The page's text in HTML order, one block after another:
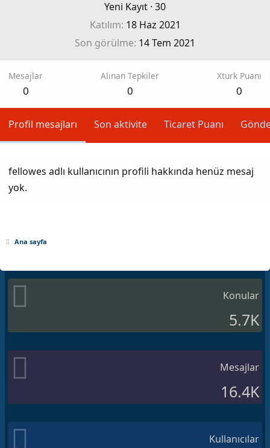
Yeni Kayıt · 30
Katılım 18 Haz 2021
Son görülme 14 Tem 2021
Mesajlar
0
Alınan Tepkiler
0
Xturk Puanı
0
Profil mesajları Son aktivite Ticaret Puanı
fellowes adlı kullanıcının profili hakkında henüz mesaj
yok.
Ana sayfa
Konular
5.7K
Mesajlar
16.4K
Kullanıcılar